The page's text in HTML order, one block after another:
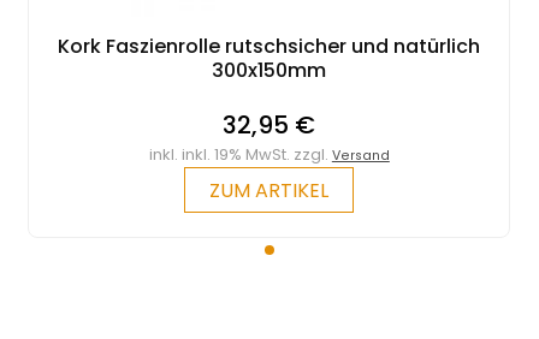
Kork Faszienrolle rutschsicher und natürlich
300x150mm
32,95 €
inkl. inkl. 19% MwSt. zzgl. Versand
ZUM ARTIKEL